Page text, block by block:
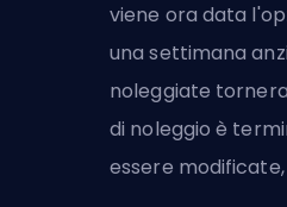
viene ora data
una settimana
noleggiate
di noleggio è
essere